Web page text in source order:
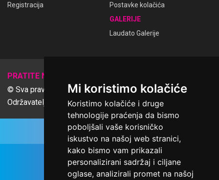
Mi koristimo kolačiće
Koristimo kolačiće i druge
tehnologije praćenja da bismo
poboljšali vaše korisničko
iskustvo na našoj web stranici,
kako bismo vam prikazali
personalizirani sadržaj i ciljane
oglase, analizirali promet na našoj
Registracija
Postavke kolačića
GALERIJE
Laudato Galerije
PRATITE NAS
© Sva prava pridržana Udruga Ime dobrote
Održavatelj Netcom d.o.o., Riva 6, Rijeka